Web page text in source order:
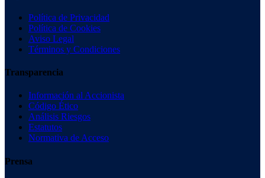
Política de Privacidad
Política de Cookies
Aviso Legal
Términos y Condiciones
Transparencia
Información al Accionista
Código Ético
Análisis Riesgos
Estatutos
Normativa de Acceso
Prensa